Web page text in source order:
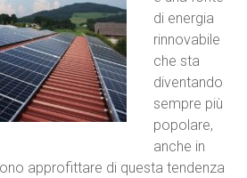
di energia
rinnovabile
che sta
diventando
sempre più
popolare,
anche in
approfittare di questa tendenza